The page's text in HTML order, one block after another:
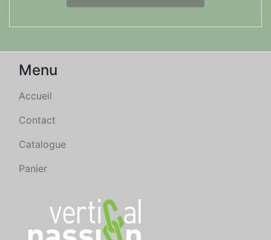
Menu
Accueil
Contact
Catalogue
Panier